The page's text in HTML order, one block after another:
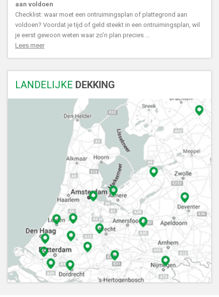
aan voldoen
Checklist: waar moet een ontruimingsplan of plattegrond aan
voldoen? Voordat je tijd of geld steekt in een ontruimingsplan, wil
je eerst gewoon weten waar zo’n plan precies ...
Lees meer
LANDELIJKE DEKKING